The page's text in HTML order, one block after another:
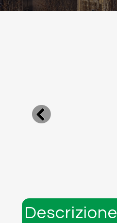
Descrizione